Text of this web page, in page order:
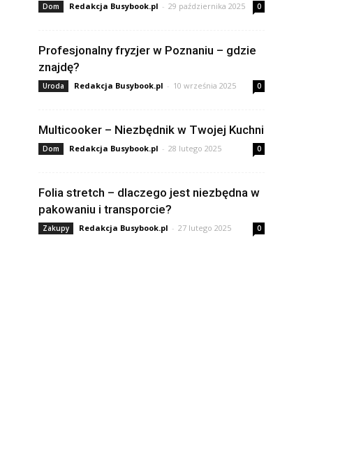
Dom Redakcja Busybook.pl - 29 października 2025 0
Profesjonalny fryzjer w Poznaniu – gdzie
znajdę?
Uroda Redakcja Busybook.pl - 10 września 2025 0
Multicooker – Niezbędnik w Twojej Kuchni
Dom Redakcja Busybook.pl - 28 lutego 2025 0
Folia stretch – dlaczego jest niezbędna w
pakowaniu i transporcie?
Zakupy Redakcja Busybook.pl - 27 lutego 2025 0